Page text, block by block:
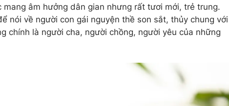
âm hưởng dân gian nhưng rất tươi mới, trẻ trung.
nói về người con gái nguyện thề son sắt, thủy chung với
chính là người cha, người chồng, người yêu của những